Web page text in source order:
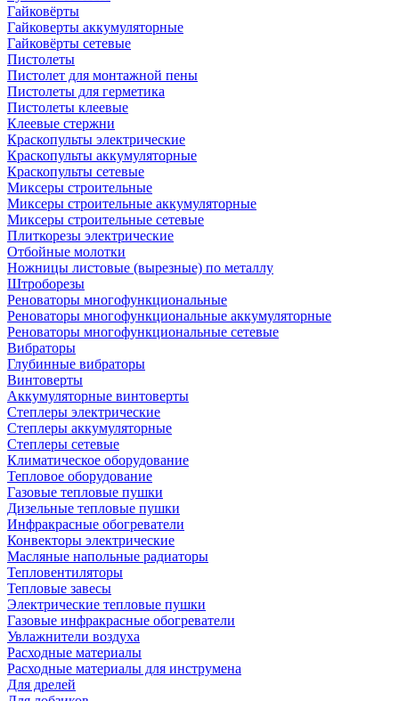
Гайковёрты
Гайковерты аккумуляторные
Гайковёрты сетевые
Пистолеты
Пистолет для монтажной пены
Пистолеты для герметика
Пистолеты клеевые
Клеевые стержни
Краскопульты электрические
Краскопульты аккумуляторные
Краскопульты сетевые
Миксеры строительные
Миксеры строительные аккумуляторные
Миксеры строительные сетевые
Плиткорезы электрические
Отбойные молотки
Ножницы листовые (вырезные) по металлу
Штроборезы
Реноваторы многофункциональные
Реноваторы многофункциональные аккумуляторные
Реноваторы многофункциональные сетевые
Вибраторы
Глубинные вибраторы
Винтоверты
Аккумуляторные винтоверты
Степлеры электрические
Степлеры аккумуляторные
Степлеры сетевые
Климатическое оборудование
Тепловое оборудование
Газовые тепловые пушки
Дизельные тепловые пушки
Инфракрасные обогреватели
Конвекторы электрические
Масляные напольные радиаторы
Тепловентиляторы
Тепловые завесы
Электрические тепловые пушки
Газовые инфракрасные обогреватели
Увлажнители воздуха
Расходные материалы
Расходные материалы для инструмена
Для дрелей